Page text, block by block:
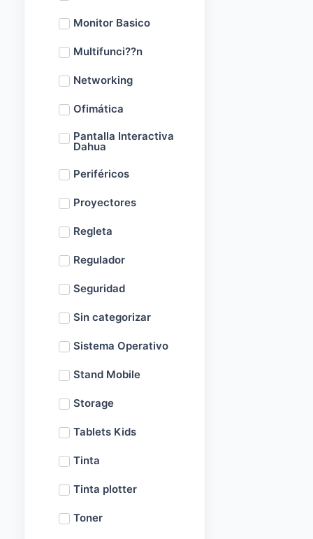
Monitor Basico
Multifunci??n
Networking
Ofimática
Pantalla Interactiva
Dahua
Periféricos
Proyectores
Regleta
Regulador
Seguridad
Sin categorizar
Sistema Operativo
Stand Mobile
Storage
Tablets Kids
Tinta
Tinta plotter
Toner